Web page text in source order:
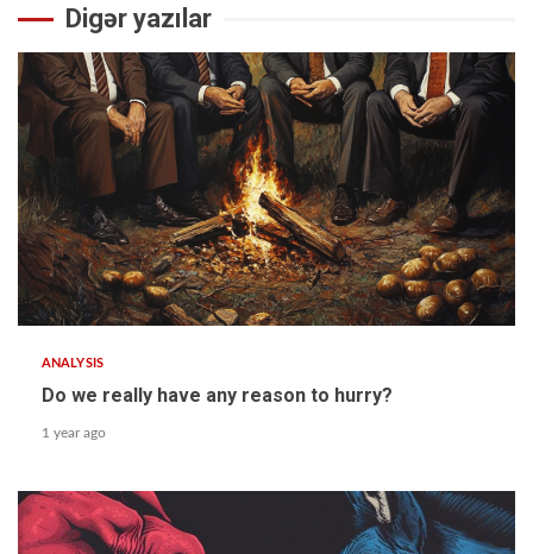
Digər yazılar
ANALYSIS
Do we really have any reason to hurry?
1 year ago